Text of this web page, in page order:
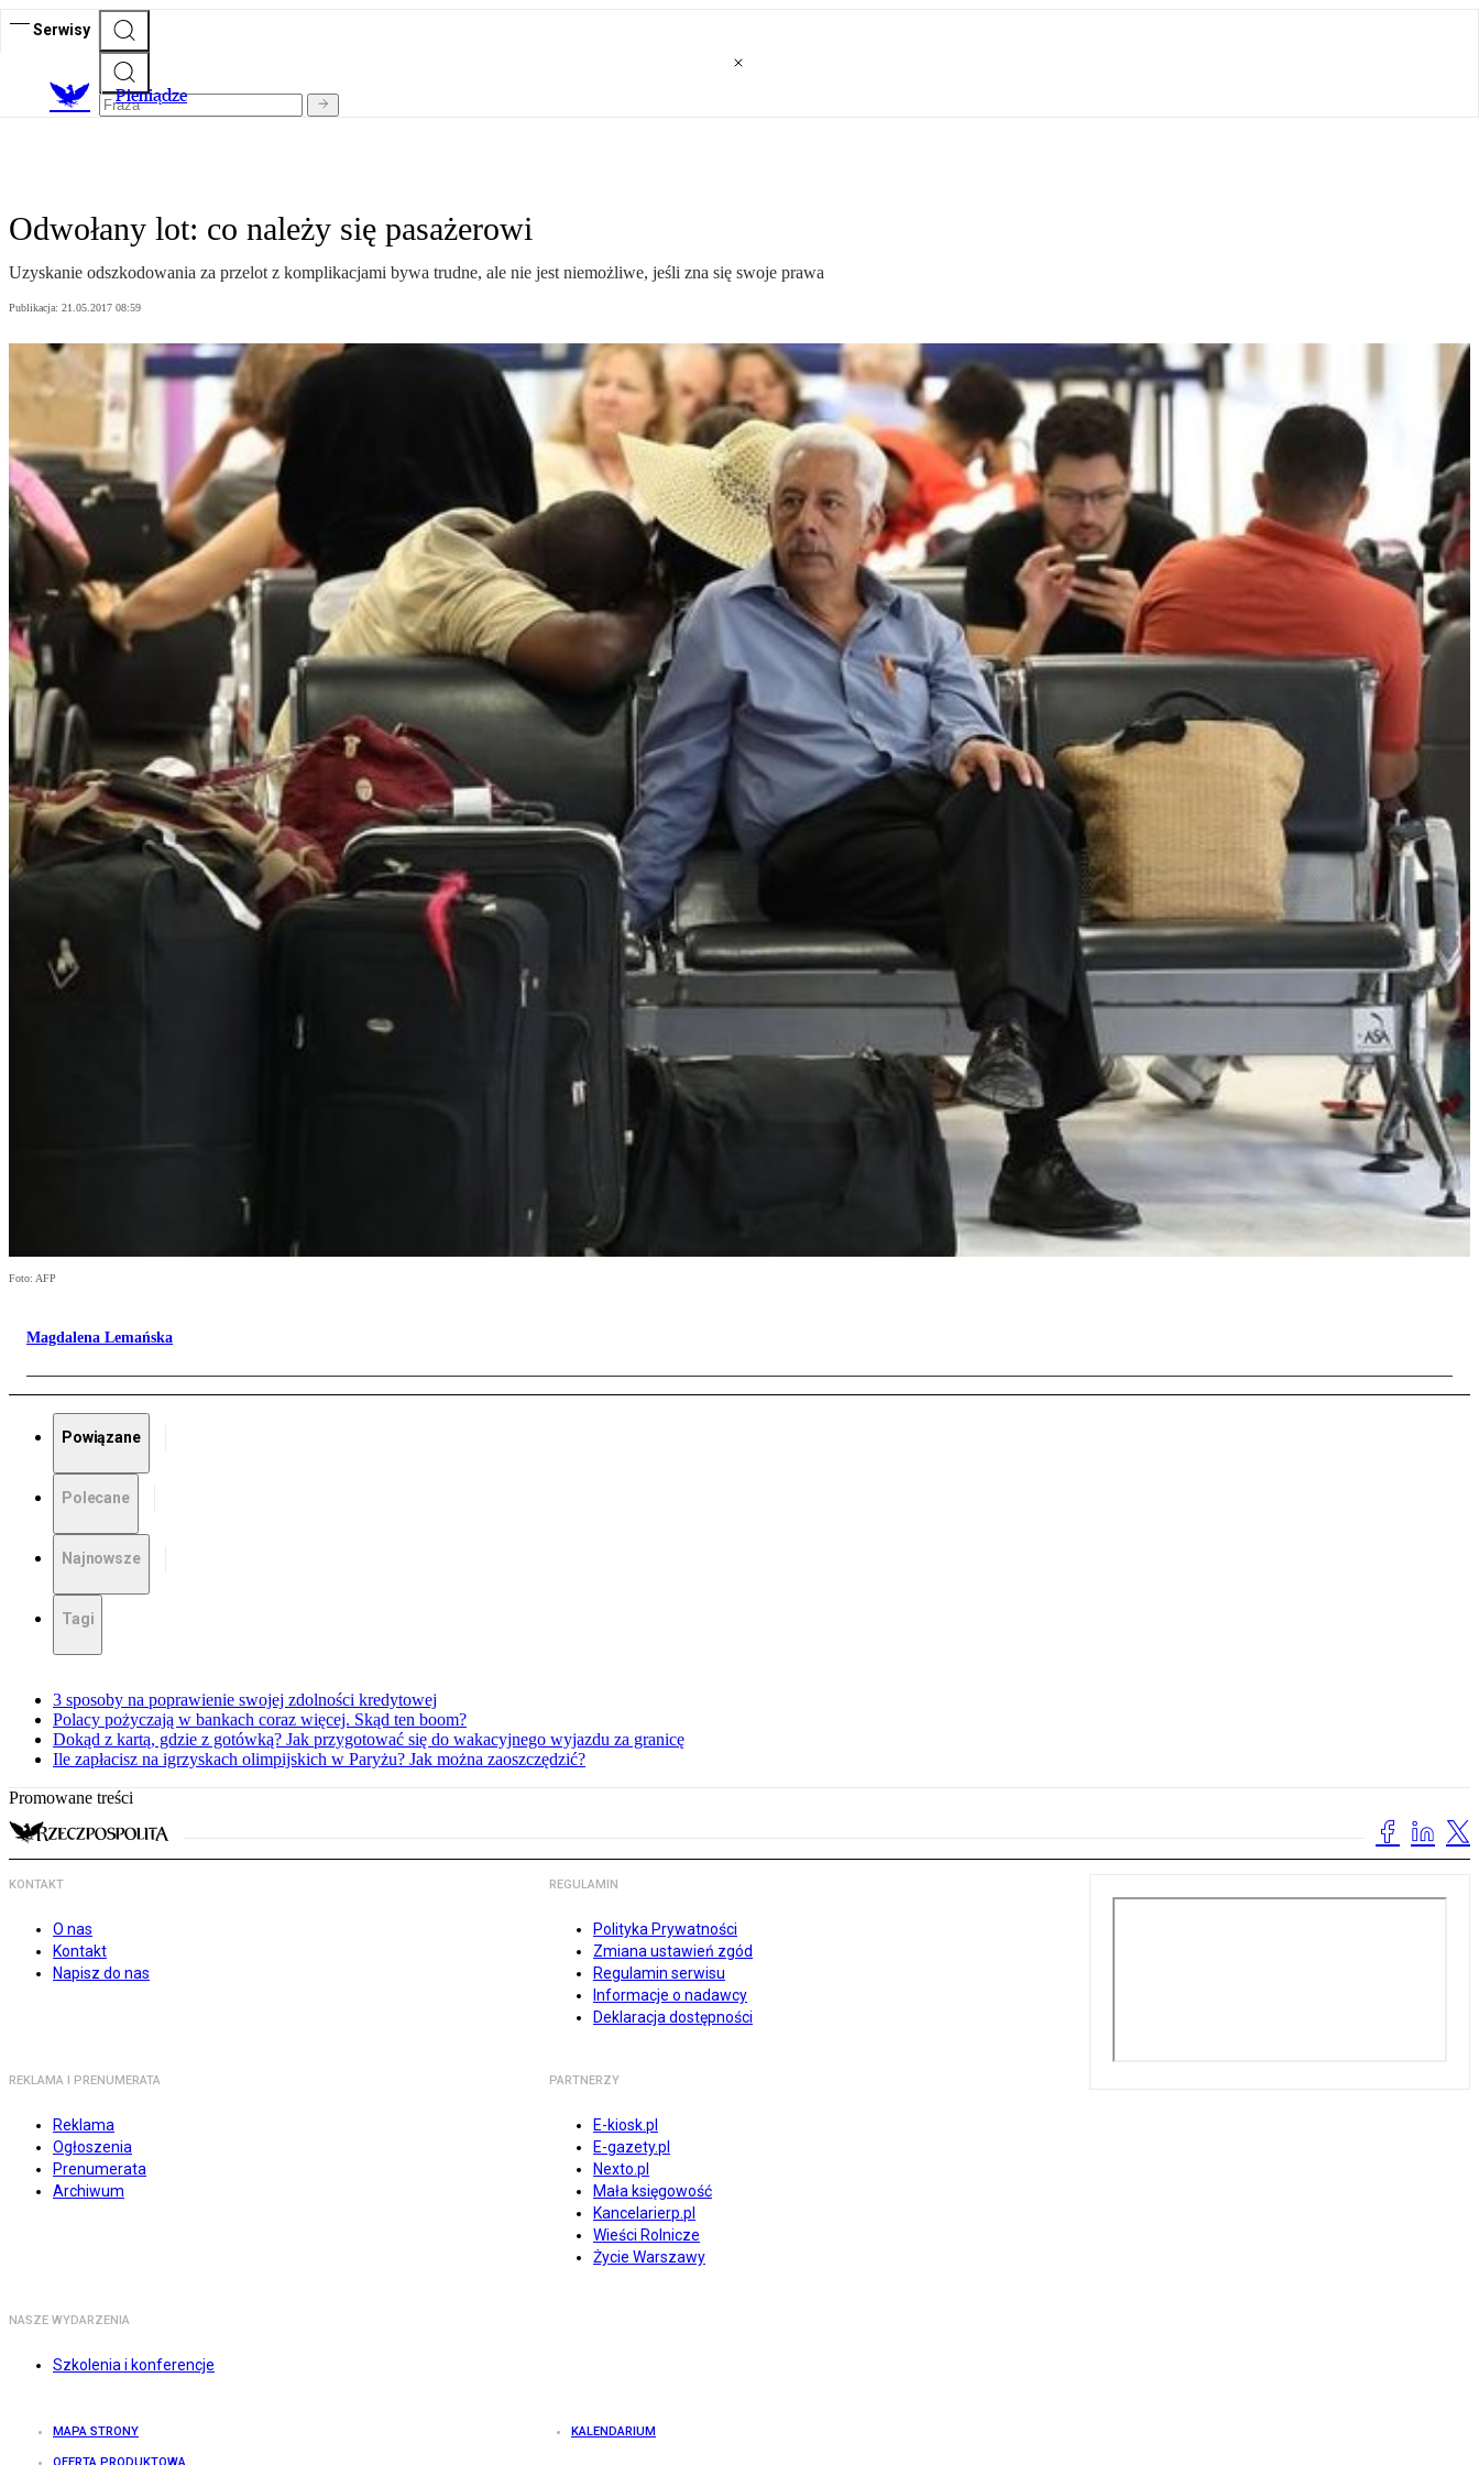
Serwisy
Pieniądze
Odwołany lot: co należy się pasażerowi
Uzyskanie odszkodowania za przelot z komplikacjami bywa trudne, ale nie jest niemożliwe, jeśli zna się swoje prawa
Publikacja: 21.05.2017 08:59
Foto: AFP
Magdalena Lemańska
Powiązane
Polecane
Najnowsze
Tagi
3 sposoby na poprawienie swojej zdolności kredytowej
Polacy pożyczają w bankach coraz więcej. Skąd ten boom?
Dokąd z kartą, gdzie z gotówką? Jak przygotować się do wakacyjnego wyjazdu za granicę
Ile zapłacisz na igrzyskach olimpijskich w Paryżu? Jak można zaoszczędzić?
Promowane treści
KONTAKT
O nas
Kontakt
Napisz do nas
REGULAMIN
Polityka Prywatności
Zmiana ustawień zgód
Regulamin serwisu
Informacje o nadawcy
Deklaracja dostępności
REKLAMA I PRENUMERATA
Reklama
Ogłoszenia
Prenumerata
Archiwum
PARTNERZY
E-kiosk.pl
E-gazety.pl
Nexto.pl
Mała księgowość
Kancelarierp.pl
Wieści Rolnicze
Życie Warszawy
NASZE WYDARZENIA
Szkolenia i konferencje
MAPA STRONY KALENDARIUM